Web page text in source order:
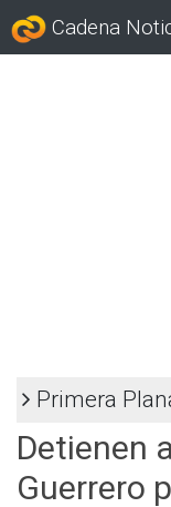
Cadena
Primera
Detienen
Guerrero